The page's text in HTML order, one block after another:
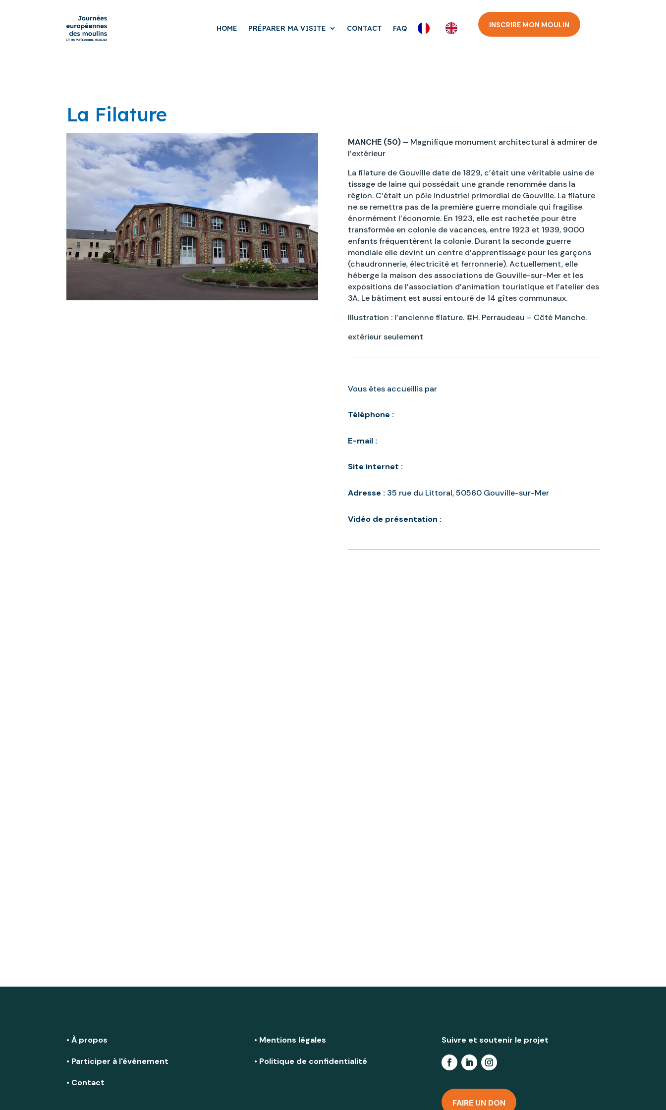
HOME PRÉPARER MA VISITE CONTACT FAQ INSCRIRE MON MOULIN
La Filature
MANCHE (50) – Magnifique monument architectural à admirer de
l’extérieur
La filature de Gouville date de 1829, c’était une véritable usine de
tissage de laine qui possédait une grande renommée dans la
région. C’était un pôle industriel primordial de Gouville. La filature
ne se remettra pas de la première guerre mondiale qui fragilise
énormément l’économie. En 1923, elle est rachetée pour être
transformée en colonie de vacances, entre 1923 et 1939, 9000
enfants fréquentèrent la colonie. Durant la seconde guerre
mondiale elle devint un centre d’apprentissage pour les garçons
(chaudronnerie, électricité et ferronnerie). Actuellement, elle
héberge la maison des associations de Gouville-sur-Mer et les
expositions de l’association d’animation touristique et l’atelier des
3A. Le bâtiment est aussi entouré de 14 gîtes communaux.
Illustration : l’ancienne filature. ©H. Perraudeau – Côté Manche.
extérieur seulement
Vous êtes accueillis par
Téléphone :
E-mail :
Site internet :
Adresse : 35 rue du Littoral, 50560 Gouville-sur-Mer
Vidéo de présentation :
• À propos
• Participer à l'événement
• Contact
• Mentions légales
• Politique de confidentialité
Suivre et soutenir le projet
FAIRE UN DON